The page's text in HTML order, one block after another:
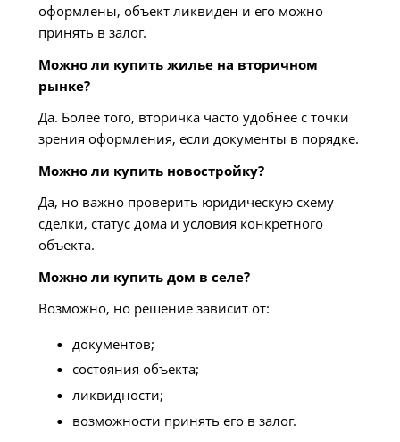
оформлены, объект ликвиден и его можно
принять в залог.
Можно ли купить жилье на вторичном
рынке?
Да. Более того, вторичка часто удобнее с точки
зрения оформления, если документы в порядке.
Можно ли купить новостройку?
Да, но важно проверить юридическую схему
сделки, статус дома и условия конкретного
объекта.
Можно ли купить дом в селе?
Возможно, но решение зависит от:
документов;
состояния объекта;
ликвидности;
возможности принять его в залог.